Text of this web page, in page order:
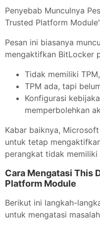
Penyebab Munculnya
Trusted Platform
Pesan ini biasanya
mengaktifkan BitLocker
Tidak memiliki
TPM ada, tapi
Konfigurasi
memperbolehkan
Kabar baiknya,
untuk tetap
perangkat tidak memiliki
Cara Mengatasi This
Platform Module
Berikut ini langkah-
untuk mengatasi